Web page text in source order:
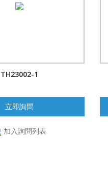
TH23002-1
立即詢問
加入詢問列表